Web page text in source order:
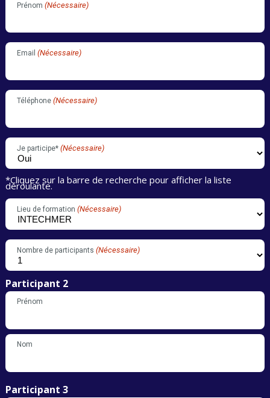
Prénom (Nécessaire)
Email (Nécessaire)
Téléphone (Nécessaire)
Je participe* (Nécessaire)
*Cliquez sur la barre de recherche pour afficher la liste
déroulante.
Lieu de formation (Nécessaire)
Nombre de participants (Nécessaire)
Participant 2
Prénom
Nom
Participant 3